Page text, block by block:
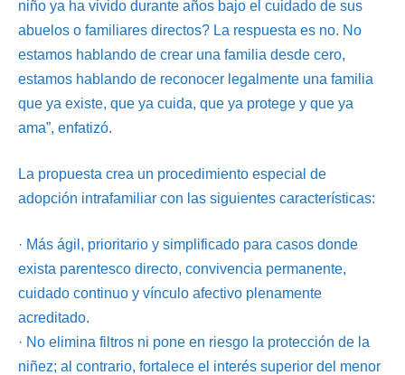
niño ya ha vivido durante años bajo el cuidado de sus
abuelos o familiares directos? La respuesta es no. No
estamos hablando de crear una familia desde cero,
estamos hablando de reconocer legalmente una familia
que ya existe, que ya cuida, que ya protege y que ya
ama”, enfatizó.
La propuesta crea un procedimiento especial de
adopción intrafamiliar con las siguientes características:
· Más ágil, prioritario y simplificado para casos donde
exista parentesco directo, convivencia permanente,
cuidado continuo y vínculo afectivo plenamente
acreditado.
· No elimina filtros ni pone en riesgo la protección de la
niñez; al contrario, fortalece el interés superior del menor